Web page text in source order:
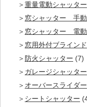
重量電動シャッター
窓シャッター 手動
窓シャッター 電動
窓用外付ブラインド
防火シャッター (7)
ガレージシャッター
オーバースライダー
シートシャッター